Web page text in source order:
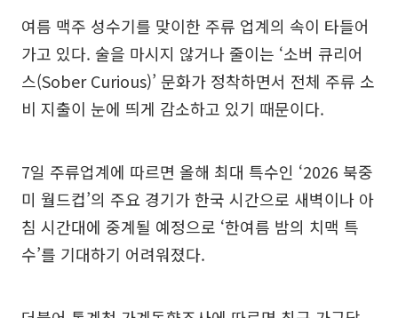
여름 맥주 성수기를 맞이한 주류 업계의 속이 타들어
가고 있다. 술을 마시지 않거나 줄이는 ‘소버 큐리어
스(Sober Curious)’ 문화가 정착하면서 전체 주류 소
비 지출이 눈에 띄게 감소하고 있기 때문이다.
7일 주류업계에 따르면 올해 최대 특수인 ‘2026 북중
미 월드컵’의 주요 경기가 한국 시간으로 새벽이나 아
침 시간대에 중계될 예정으로 ‘한여름 밤의 치맥 특
수’를 기대하기 어려워졌다.